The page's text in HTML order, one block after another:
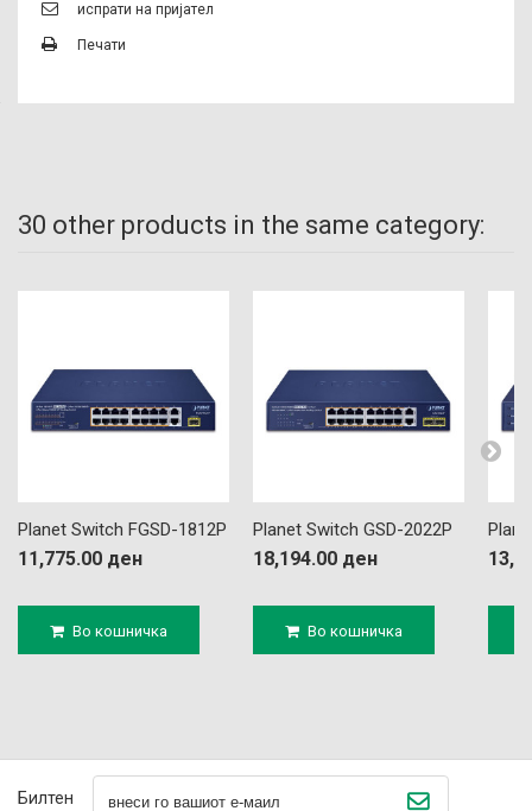
испрати на пријател
Печати
30 other products in the same category:
Planet Switch FGSD-1812P
11,775.00 ден
Во кошничка
Planet Switch GSD-2022P
18,194.00 ден
Во кошничка
Билтен